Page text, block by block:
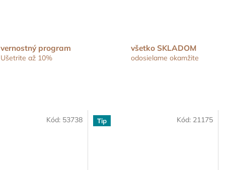
vernostný program
Ušetrite až 10%
všetko SKLADOM
odosielame okamžite
Kód: 53738 Tip Kód: 21175